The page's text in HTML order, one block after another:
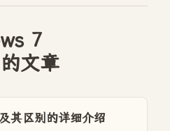
7
文章
其区别的详细介绍